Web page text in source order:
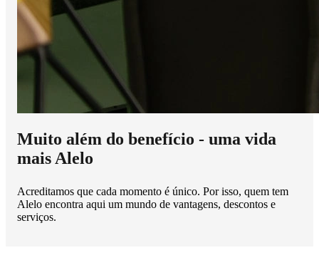
Muito além do benefício - uma vida
mais Alelo
Acreditamos que cada momento é único. Por isso, quem tem
Alelo encontra aqui um mundo de vantagens, descontos e
serviços.